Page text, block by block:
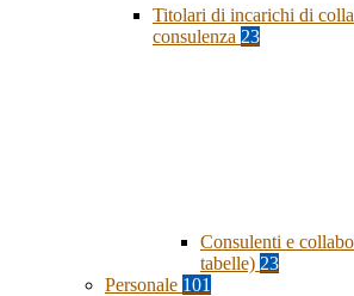
Titolari di incarichi di
consulenza 23
Consulenti e
tabelle) 23
Personale 101